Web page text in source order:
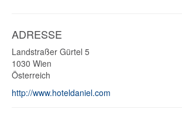
ADRESSE
Landstraßer Gürtel 5
1030 Wien
Österreich
http://www.hoteldaniel.com